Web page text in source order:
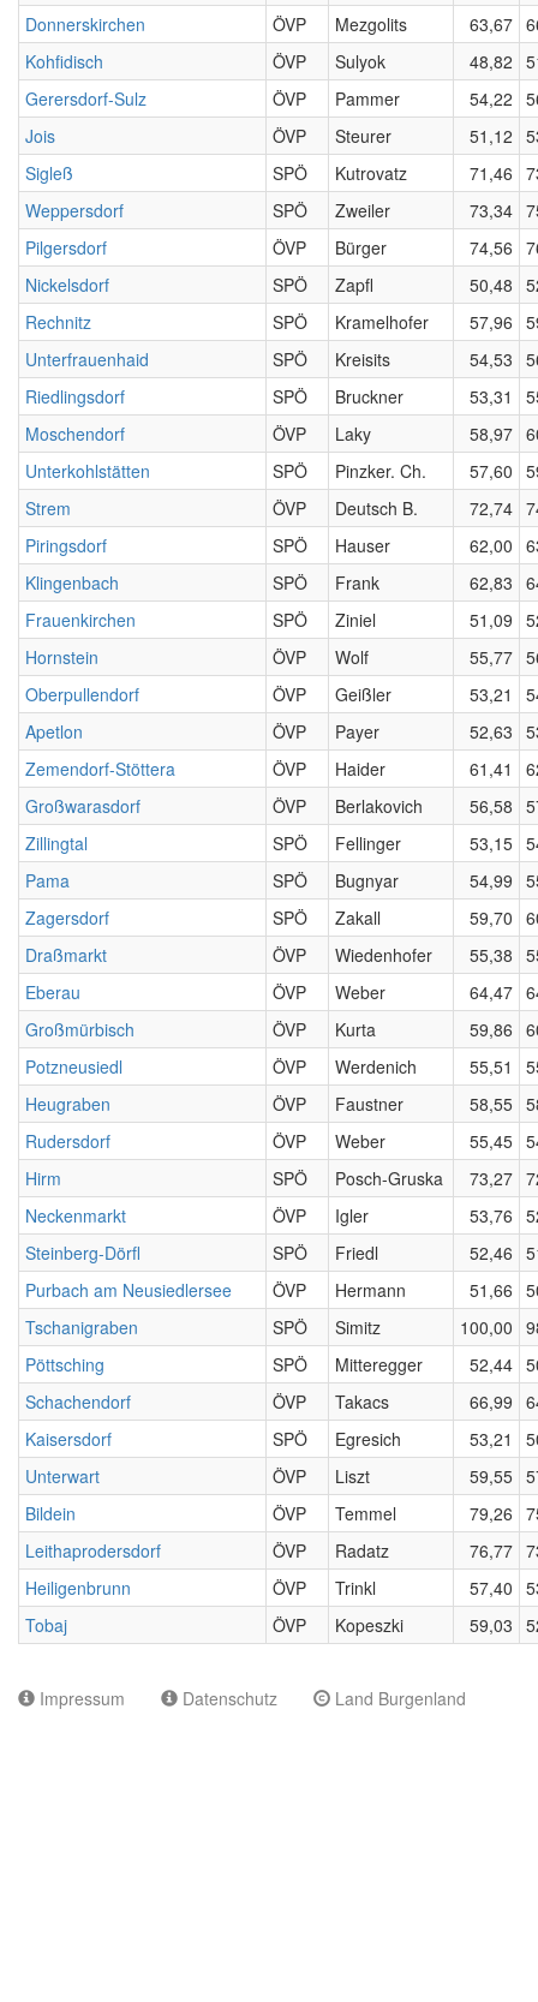
Donnerskirchen
ÖVP Mezgolits 63,67
Kohfidisch
ÖVP Sulyok 48,82
Gerersdorf-Sulz
ÖVP Pammer 54,22
Jois
ÖVP Steurer 51,12
Sigleß
SPÖ Kutrovatz 71,46
Weppersdorf
SPÖ Zweiler 73,34
Pilgersdorf
ÖVP Bürger 74,56
Nickelsdorf
SPÖ Zapfl 50,48
Rechnitz
SPÖ Kramelhofer 57,96
Unterfrauenhaid
SPÖ Kreisits 54,53
Riedlingsdorf
SPÖ Bruckner 53,31
Moschendorf
ÖVP Laky 58,97
Unterkohlstätten
SPÖ Pinzker. Ch. 57,60
Strem
ÖVP Deutsch B. 72,74
Piringsdorf
SPÖ Hauser 62,00
Klingenbach
SPÖ Frank 62,83
Frauenkirchen
SPÖ Ziniel 51,09
Hornstein
ÖVP Wolf 55,77
Oberpullendorf
ÖVP Geißler 53,21
Apetlon
ÖVP Payer 52,63
Zemendorf-Stöttera
ÖVP Haider 61,41
Großwarasdorf
ÖVP Berlakovich 56,58
Zillingtal
SPÖ Fellinger 53,15
Pama
SPÖ Bugnyar 54,99
Zagersdorf
SPÖ Zakall 59,70
Draßmarkt
ÖVP Wiedenhofer 55,38
Eberau
ÖVP Weber 64,47
Großmürbisch
ÖVP Kurta 59,86
Potzneusiedl
ÖVP Werdenich 55,51
Heugraben
ÖVP Faustner 58,55
Rudersdorf
ÖVP Weber 55,45
Hirm
SPÖ Posch-Gruska 73,27
Neckenmarkt
ÖVP Igler 53,76
Steinberg-Dörfl
SPÖ Friedl 52,46
Purbach am Neusiedlersee
ÖVP Hermann 51,66
Tschanigraben
SPÖ Simitz 100,00
Pöttsching
SPÖ Mitteregger 52,44
Schachendorf
ÖVP Takacs 66,99
Kaisersdorf
SPÖ Egresich 53,21
Unterwart
ÖVP Liszt 59,55
Bildein
ÖVP Temmel 79,26
Leithaprodersdorf
ÖVP Radatz 76,77
Heiligenbrunn
ÖVP Trinkl 57,40
Tobaj
ÖVP Kopeszki 59,03
Impressum Datenschutz Land Burgenland